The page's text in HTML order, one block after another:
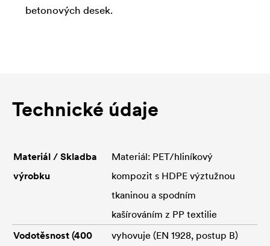
betonových desek.
Technické údaje
Materiál / Skladba
výrobku
Materiál: PET/hliníkový
kompozit s HDPE výztužnou
tkaninou a spodním
kašírováním z PP textilie
Vodotěsnost (400
vyhovuje (EN 1928, postup B)